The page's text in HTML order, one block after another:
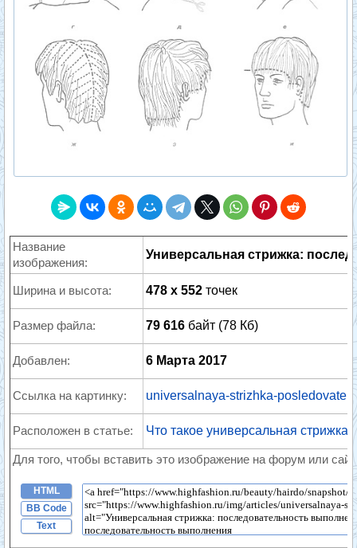
Название
изображения:
Универсальная стрижка:
Ширина и высота: 478 x 552 точек
Размер файла: 79 616 байт (78 Кб)
Добавлен: 6 Марта 2017
Ссылка на картинку: universalnaya-strizhka-
Расположен в статье: Что такое универсальная стрижка,
Для того, чтобы вставить это изображение на форум или
HTML
BB Code
Text